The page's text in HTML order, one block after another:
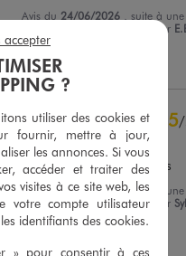
Avis du 24/06/2026
, suite à une
par
Utile(0)
5/
Avis vérifié et récompensé
Correspond à mes attentes
Avis du22/06/2026 , suite à une
expérience du
09/06/2026 par
R.
Utile (0) Signaler
?
utiliser des cookies et
fournir, mettre à jour,
les annonces. Si vous
accéder et traiter des
visites à ce site web, les
votre compte utilisateur
identifiants des cookies.
» pour consentir à ces